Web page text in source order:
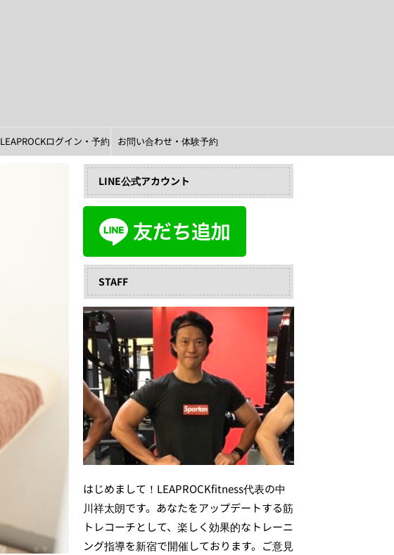
LEAPROCKログイン・予約 お問い合わせ・体験予約
LINE公式アカウント
STAFF
はじめまして！LEAPROCKfitness代表の中
川祥太朗です。あなたをアップデートする筋
トレコーチとして、楽しく効果的なトレーニ
ング指導を新宿で開催しております。ご意見